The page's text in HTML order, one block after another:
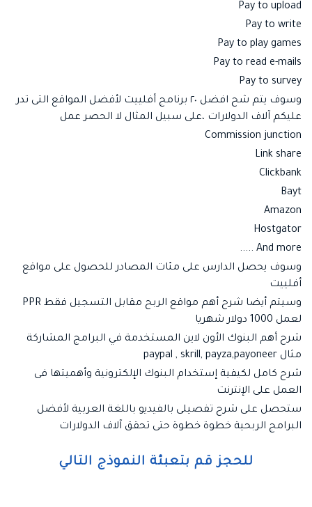
Pay to upload
Pay to write
Pay to play games
Pay to read e-mails
Pay to survey
وسوف يتم شح افضل ٢٠ برنامج أفلييت لأفضل المواقع التى تدر
عليكم آلاف الدولارات ،على سبيل المثال لا الحصر عمل
Commission junction
Link share
Clickbank
Bayt
Amazon
Hostgator
And more .....
وسوف يحصل الدارس على مئات المصادر للحصول على مواقع
أفلييت
وسيتم أيضا شرح أهم مواقع الربح مقابل التسجيل فقط PPR
لعمل 1000 دولار شهريا
شرح أهم البنوك الأون لاين المستخدمة في البرامج المشاركة
مثال paypal , skrill, payza,payoneer
شرح كامل لكيفية إستخدام البنوك الإلكترونية وأهميتها فى
العمل على الإنترنت
ستحصل على شرح تفصيلى بالفيديو باللغة العربية لأفضل
البرامج الربحية خطوة خطوة حتى تحقق آلاف الدولارات
للحجز قم بتعبئة النموذج التالي